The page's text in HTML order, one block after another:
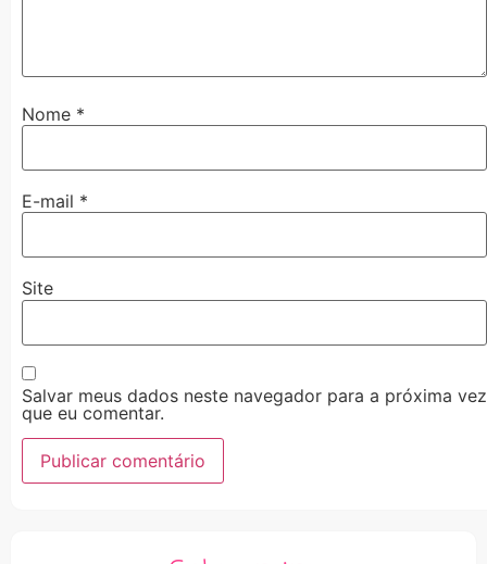
Nome *
E-mail *
Site
Salvar meus dados neste navegador para a próxima vez
que eu comentar.